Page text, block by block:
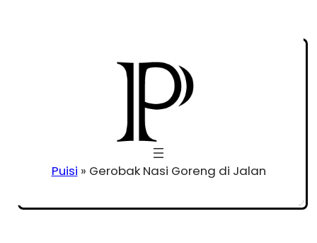
Puisi » Gerobak Nasi Goreng di Jalan